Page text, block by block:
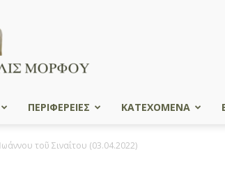
ΠΕΡΙΦΕΡΕΙΕΣ ΚΑΤΕΧΟΜΕΝΑ
τοῦ Σιναΐτου (03.04.2022)